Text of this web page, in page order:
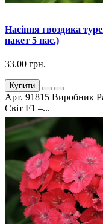
Насіння гвоздика
пакет 5 нас.)
33.00 грн.
Купити
Арт. 91815 Виробник
Світ F1 –...